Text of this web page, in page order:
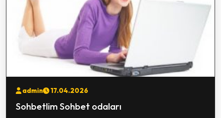
admin 17.04.2026
Sohbetlim Sohbet odaları